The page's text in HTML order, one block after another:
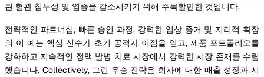
된 혈관 침투성 및 염증을 감소시키기 위해 주목할만한 것입니다.
전략적인 파트너십, 빠른 승인 과정, 강력한 임상 증거 및 지리적 확장
의 이 예는 핵심 선수가 초기 공격자 이점을 얻고, 제품 포트폴리오를
강화하고 지속적인 정맥 발병 치료 시장에서 강력한 시장 존재를 수립
했습니다. Collectively, 그런 우승 전략은 회사에 대한 매출 성장과 시